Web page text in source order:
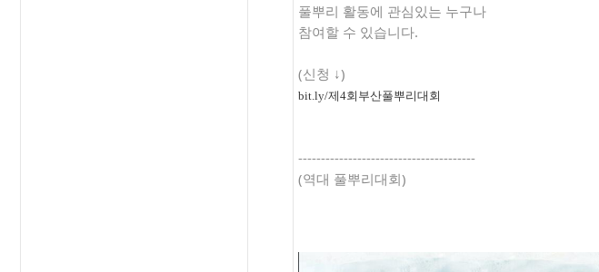
풀뿌리 활동에 관심있는 누구나
참여할 수 있습니다.
(신청 ↓)
bit.ly/제4회부산풀뿌리대회
---------------------------------------
(역대 풀뿌리대회)